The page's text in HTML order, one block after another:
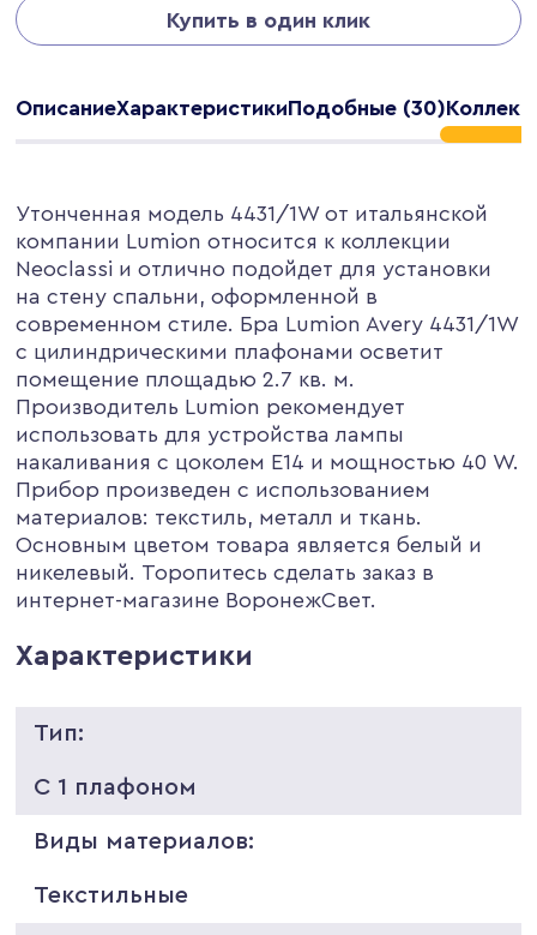
Купить в один клик
ОписаниеХарактеристикиПодобные (30)
Утонченная модель 4431/1W от итальянской
компании Lumion относится к коллекции
Neoclassi и отлично подойдет для установки
на стену спальни, оформленной в
современном стиле. Бра Lumion Avery 4431/1W
с цилиндрическими плафонами осветит
помещение площадью 2.7 кв. м.
Производитель Lumion рекомендует
использовать для устройства лампы
накаливания с цоколем E14 и мощностью 40 W.
Прибор произведен с использованием
материалов: текстиль, металл и ткань.
Основным цветом товара является белый и
никелевый. Торопитесь сделать заказ в
интернет-магазине ВоронежСвет.
Характеристики
Тип:
С 1 плафоном
Виды материалов:
Текстильные